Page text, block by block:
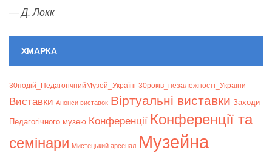
—Д. Локк
ХМАРКА
30подій_ПедагогічнийМузей_Україні 30років_незалежності_України
Bиставки Анонси виставок Віртуальні виставки Заходи
Педагогічного музею Конференції Конференції та
семінари Мистецький арсенал Музейна